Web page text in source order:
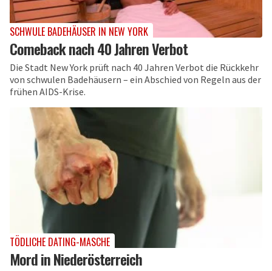
SCHWULE BADEHÄUSER IN NEW YORK
Comeback nach 40 Jahren Verbot
Die Stadt New York prüft nach 40 Jahren Verbot die Rückkehr
von schwulen Badehäusern – ein Abschied von Regeln aus der
frühen AIDS-Krise.
TÖDLICHE DATING-MASCHE
Mord in Niederösterreich